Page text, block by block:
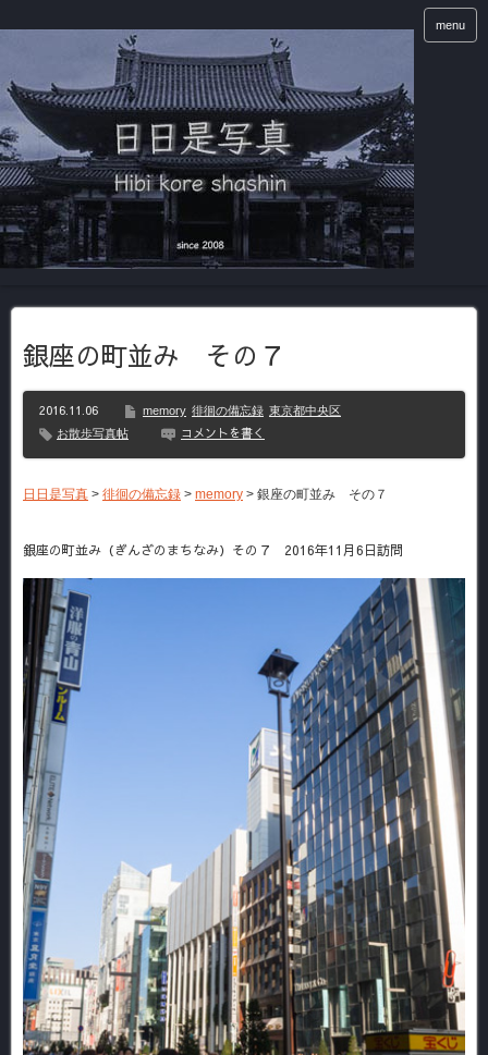
menu
銀座の町並み その７
2016.11.06 memory 徘徊の備忘録 東京都中央区
お散歩写真帖
コメントを書く
日日是写真 > 徘徊の備忘録 > memory > 銀座の町並み その７
銀座の町並み（ぎんざのまちなみ）その７ 2016年11月6日訪問